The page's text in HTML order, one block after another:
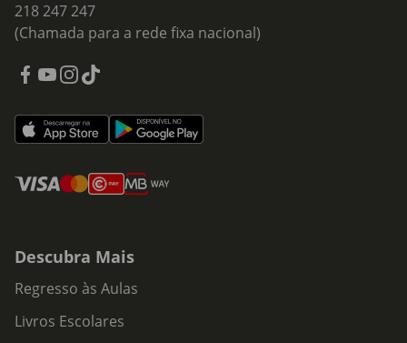
218 247 247
(Chamada para a rede fixa nacional)
Descubra Mais
Regresso às Aulas
Livros Escolares